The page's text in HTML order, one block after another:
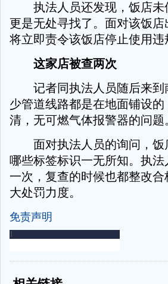
执法人员还发现，饭店未
更是无处寻找了。面对该饭
将立即责令该饭店停止使用
这家店被查两次
记者同执法人员随后来到
少管道线路都是在地面铺设
清，无可燃气体报警器的问题
面对执法人员的询问，饭
哪些标签标识一无所知。执
一次，复查的时候也都整改
大处罚力度。
免责声明
-